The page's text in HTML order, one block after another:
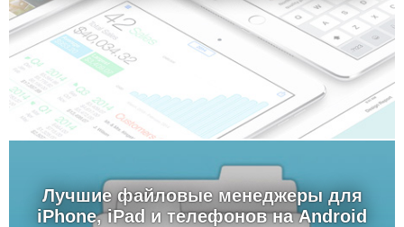
Лучшие файловые менеджеры для
iPhone, iPad и телефонов на Android